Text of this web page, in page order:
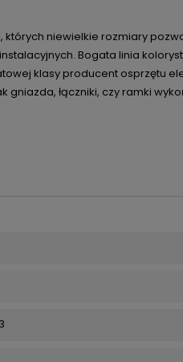
niewielkie rozmiary
Bogata linia
klasy producent osprzętu
gniazda, łączniki, czy ramki